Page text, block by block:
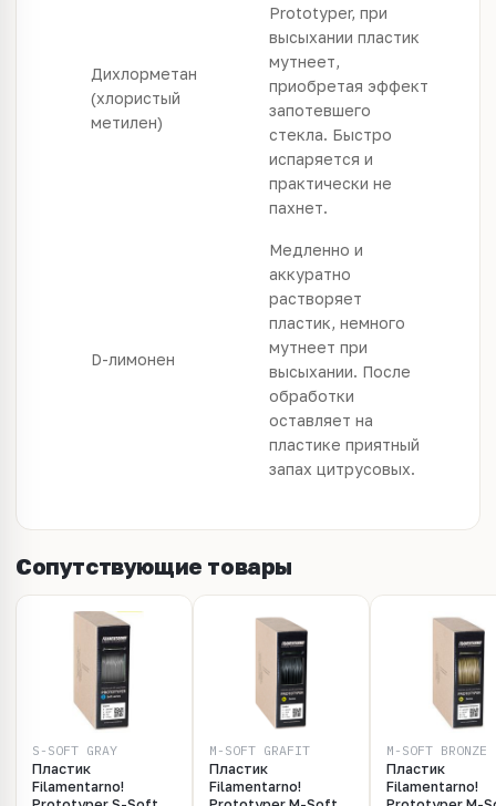
Дихлорметан
(хлористый
метилен)
Prototyper, при
высыхании пластик
мутнеет,
приобретая эффект
запотевшего
стекла. Быстро
испаряется и
практически не
пахнет.
D-лимонен
Медленно и
аккуратно
растворяет
пластик, немного
мутнеет при
высыхании. После
обработки
оставляет на
пластике приятный
запах цитрусовых.
Сопутствующие товары
S-SOFT_GRAY
Пластик
Filamentarno!
M-SOFT_GRAFIT
Пластик
Filamentarno!
M-SOFT_BRONZE
Пластик
Filamentarno!